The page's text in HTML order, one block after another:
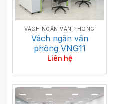
VÁCH NGĂN VĂN PHÒNG
Vách ngăn văn
phòng VNG11
Liên hệ